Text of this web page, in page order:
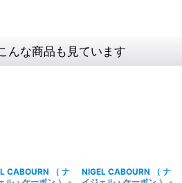
んな商品も見ています
CABOURN （ ナ
NIGEL CABOURN （ ナ